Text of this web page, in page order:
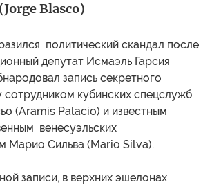
Blasco)
политический скандал после
депутат Исмаэль Гарсия
запись секретного
кубинских спецслужб
(Aramis Palacio) и известным
венесуэльских
Марио Сильва (Mario Silva).
записи, в верхних эшелонах